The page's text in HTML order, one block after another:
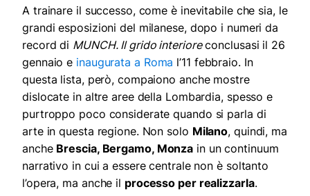
A trainare il successo, come è inevitabile che sia, le
grandi esposizioni del milanese, dopo i numeri da
record di MUNCH. Il grido interioreconclusasi il 26
gennaio e inaugurata a Roma l’11 febbraio. In
questa lista, però, compaiono anche mostre
dislocate in altre aree della Lombardia, spesso e
purtroppo poco considerate quando si parla di
arte in questa regione. Non solo Milano, quindi, ma
anche Brescia, Bergamo, Monza in un continuum
narrativo in cui a essere centrale non è soltanto
l’opera, ma anche il processo per realizzarla.